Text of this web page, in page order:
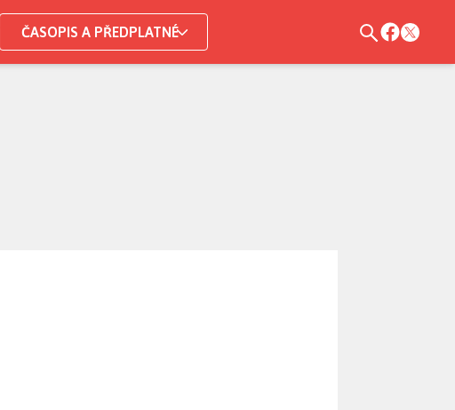
ČASOPIS A PŘEDPLATNÉ